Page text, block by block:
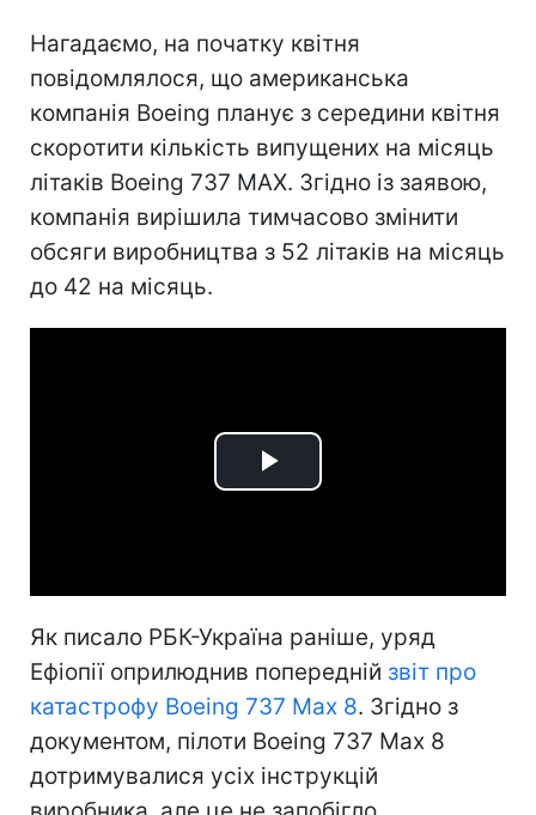
Нагадаємо, на початку квітня
повідомлялося, що американська
компанія Boeing планує з середини квітня
скоротити кількість випущених на місяць
літаків Boeing 737 MAX. Згідно із заявою,
компанія вирішила тимчасово змінити
обсяги виробництва з 52 літаків на місяць
до 42 на місяць.
Play
Як писало РБК-Україна раніше, уряд
Ефіопії оприлюднив попередній звіт про
катастрофу Boeing 737 Max 8. Згідно з
документом, пілоти Boeing 737 Max 8
дотримувалися усіх інструкцій